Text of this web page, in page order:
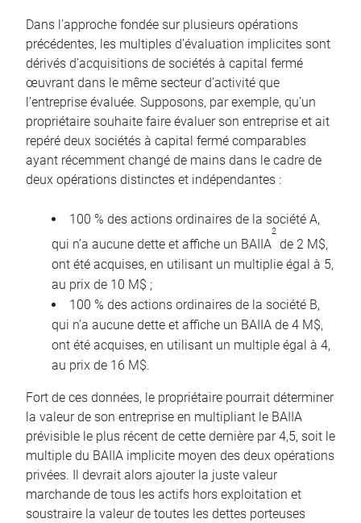
Dans l’approche fondée sur plusieurs opérations
précédentes, les multiples d’évaluation implicites sont
dérivés d’acquisitions de sociétés à capital fermé
œuvrant dans le même secteur d’activité que
l’entreprise évaluée. Supposons, par exemple, qu’un
propriétaire souhaite faire évaluer son entreprise et ait
repéré deux sociétés à capital fermé comparables
ayant récemment changé de mains dans le cadre de
deux opérations distinctes et indépendantes :
100 % des actions ordinaires de la société A,
qui n’a aucune dette et affiche un BAIIA
2
de 2 M$,
ont été acquises, en utilisant un multiplie égal à 5,
au prix de 10 M$ ;
100 % des actions ordinaires de la société B,
qui n’a aucune dette et affiche un BAIIA de 4 M$,
ont été acquises, en utilisant un multiple égal à 4,
au prix de 16 M$.
Fort de ces données, le propriétaire pourrait déterminer
la valeur de son entreprise en multipliant le BAIIA
prévisible le plus récent de cette dernière par 4,5, soit le
multiple du BAIIA implicite moyen des deux opérations
privées. Il devrait alors ajouter la juste valeur
marchande de tous les actifs hors exploitation et
soustraire la valeur de toutes les dettes porteuses